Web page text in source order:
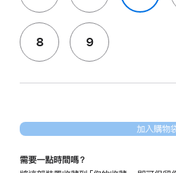
8 9
加入購物
需要一點時間嗎？